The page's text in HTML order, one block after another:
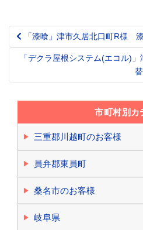
Post
navigation
「漆喰」津市久居北口町R様
「デクラ屋根システム(エコル)
市町村別カ
三重郡川越町のお客様
員弁郡東員町
桑名市のお客様
岐阜県